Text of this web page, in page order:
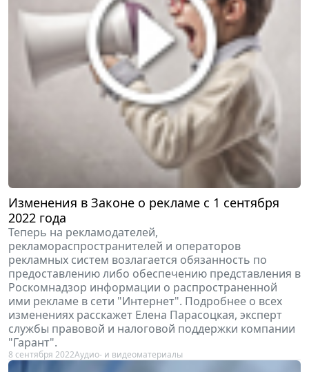
Изменения в Законе о рекламе с 1 сентября
2022 года
Теперь на рекламодателей,
рекламораспространителей и операторов
рекламных систем возлагается обязанность по
предоставлению либо обеспечению представления в
Роскомнадзор информации о распространенной
ими рекламе в сети "Интернет". Подробнее о всех
изменениях расскажет Елена Парасоцкая, эксперт
службы правовой и налоговой поддержки компании
"Гарант".
8 сентября 2022Аудио- и видеоматериалы